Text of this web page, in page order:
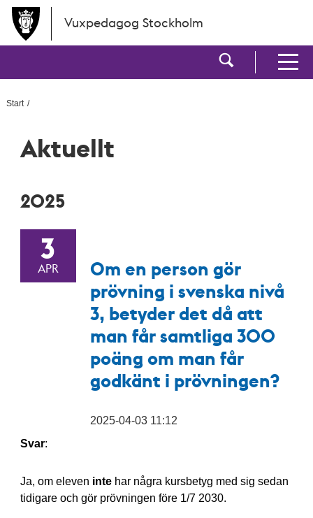
Hoppa till huvudinnehållet
Vuxpedagog Stockholm
Visa
Visa
Start
Aktuellt
2025
3
APR
Om en person gör
prövning i svenska nivå
3, betyder det då att
man får samtliga 300
poäng om man får
godkänt i prövningen?
2025-04-03 11:12
Svar:
Ja, om eleven intehar några kursbetyg med sig sedan
tidigare och gör prövningen före 1/7 2030.